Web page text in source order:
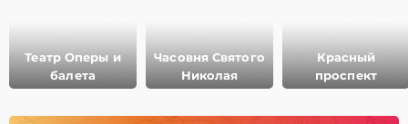
Театр Оперы и
балета
Часовня Святого
Николая
Красный
проспект